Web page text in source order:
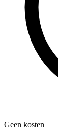
Geen kosten